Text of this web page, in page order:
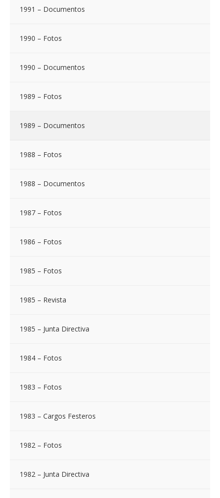
1991 – Documentos
1990 – Fotos
1990 – Documentos
1989 – Fotos
1989 – Documentos
1988 – Fotos
1988 – Documentos
1987 – Fotos
1986 – Fotos
1985 – Fotos
1985 – Revista
1985 – Junta Directiva
1984 – Fotos
1983 – Fotos
1983 – Cargos Festeros
1982 – Fotos
1982 – Junta Directiva